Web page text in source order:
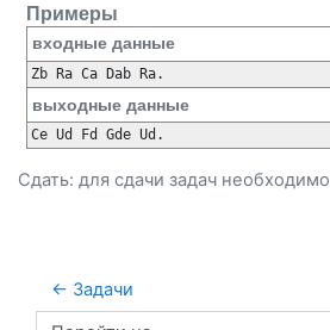
Примеры
входные данные
Zb Ra Ca Dab Ra.
выходные данные
Ce Ud Fd Gde Ud.
Сдать: для сдачи задач необходимо
← Задачи